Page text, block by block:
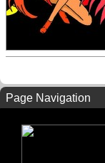
Page Navigation